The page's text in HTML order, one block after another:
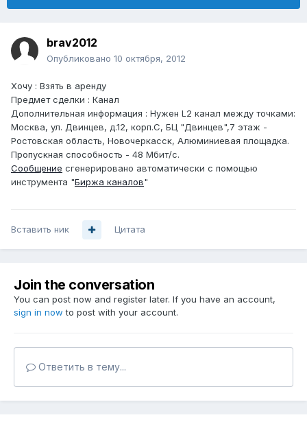
brav2012
Опубликовано 10 октября, 2012
Хочу : Взять в аренду
Предмет сделки : Канал
Дополнительная информация : Нужен L2 канал между точками:
Москва, ул. Двинцев, д.12, корп.С, БЦ "Двинцев",7 этаж -
Ростовская область, Новочеркасск, Алюминиевая площадка.
Пропускная способность - 48 Мбит/с.
Сообщение сгенерировано автоматически с помощью
инструмента "Биржа каналов"
Вставить ник Цитата
Join the conversation
You can post now and register later. If you have an account,
sign in now to post with your account.
Ответить в тему...